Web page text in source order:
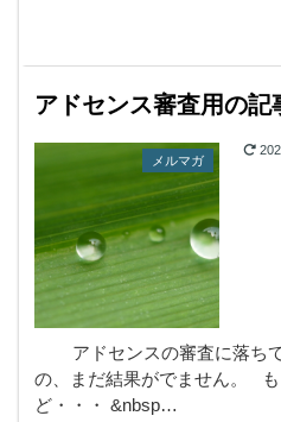
アドセンス審査用の記
メルマガ
アドセンスの審査に落ちて
の、まだ結果がでません。
ど・・・ &nbsp…